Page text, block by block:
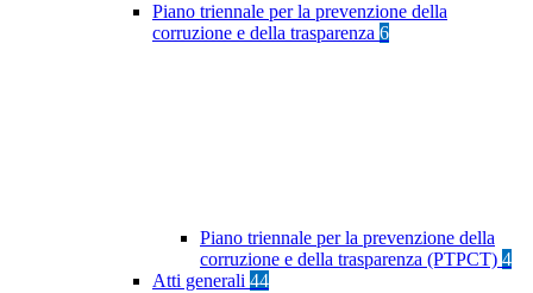
Piano triennale per la prevenzione della
corruzione e della trasparenza 6
Piano triennale per la prevenzione della
corruzione e della trasparenza (PTPCT) 4
Atti generali 44